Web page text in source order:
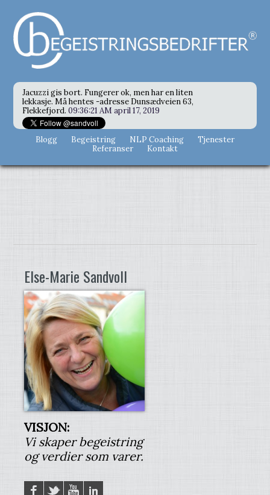
Jacuzzi gis bort. Fungerer ok, men har en liten
lekkasje. Må hentes -adresse Dunsædveien 63,
Flekkefjord. 09:36:21 AM april 17, 2019
Blogg Begeistring NLP Coaching
Tjenester
Referanser
Kontakt
Else-Marie Sandvoll
VISJON:
Vi skaper begeistring
og verdier som varer.
FacebookTwitter YouTube